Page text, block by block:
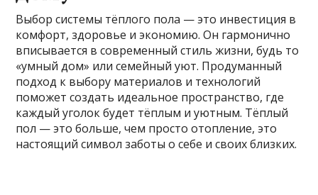
Выбор системы тёплого пола — это инвестиция в
комфорт, здоровье и экономию. Он гармонично
вписывается в современный стиль жизни, будь то
«умный дом» или семейный уют. Продуманный
подход к выбору материалов и технологий
поможет создать идеальное пространство, где
каждый уголок будет тёплым и уютным. Тёплый
пол — это больше, чем просто отопление, это
настоящий символ заботы о себе и своих близких.